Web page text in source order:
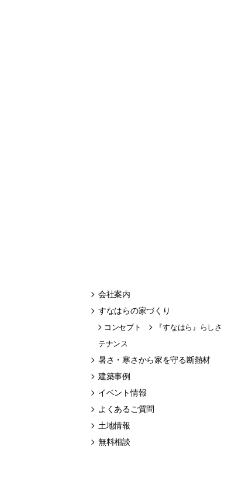
会社案内
すなはらの家づくり
コンセプト 『すなはら』らしさ
テナンス
暑さ・寒さから家を守る断熱材
建築事例
イベント情報
よくあるご質問
土地情報
無料相談